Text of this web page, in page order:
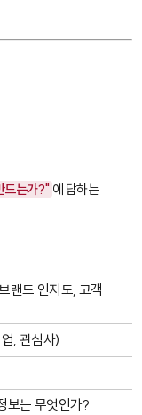
드는가?" 에 답하는
랜드 인지도, 고객
, 관심사)
보는 무엇인가?